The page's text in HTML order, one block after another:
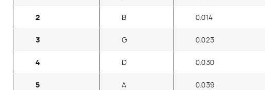
2 B 0.014
3 G 0.023
4 D 0.030
5 A 0.039